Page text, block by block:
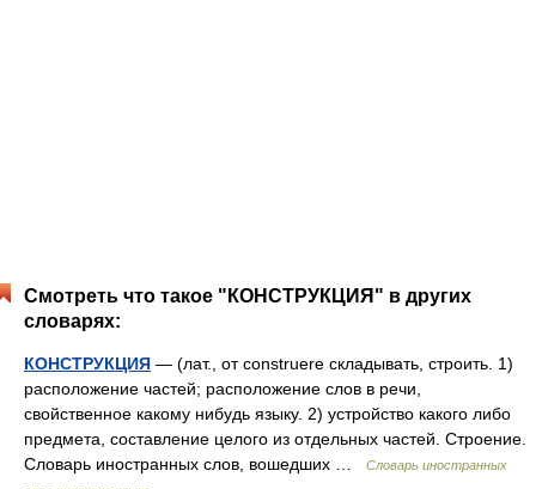
Смотреть что такое "КОНСТРУКЦИЯ" в других
словарях:
КОНСТРУКЦИЯ — (лат., от construere складывать, строить. 1)
расположение частей; расположение слов в речи,
свойственное какому нибудь языку. 2) устройство какого либо
предмета, составление целого из отдельных частей. Строение.
Словарь иностранных слов, вошедших …
Словарь иностранных